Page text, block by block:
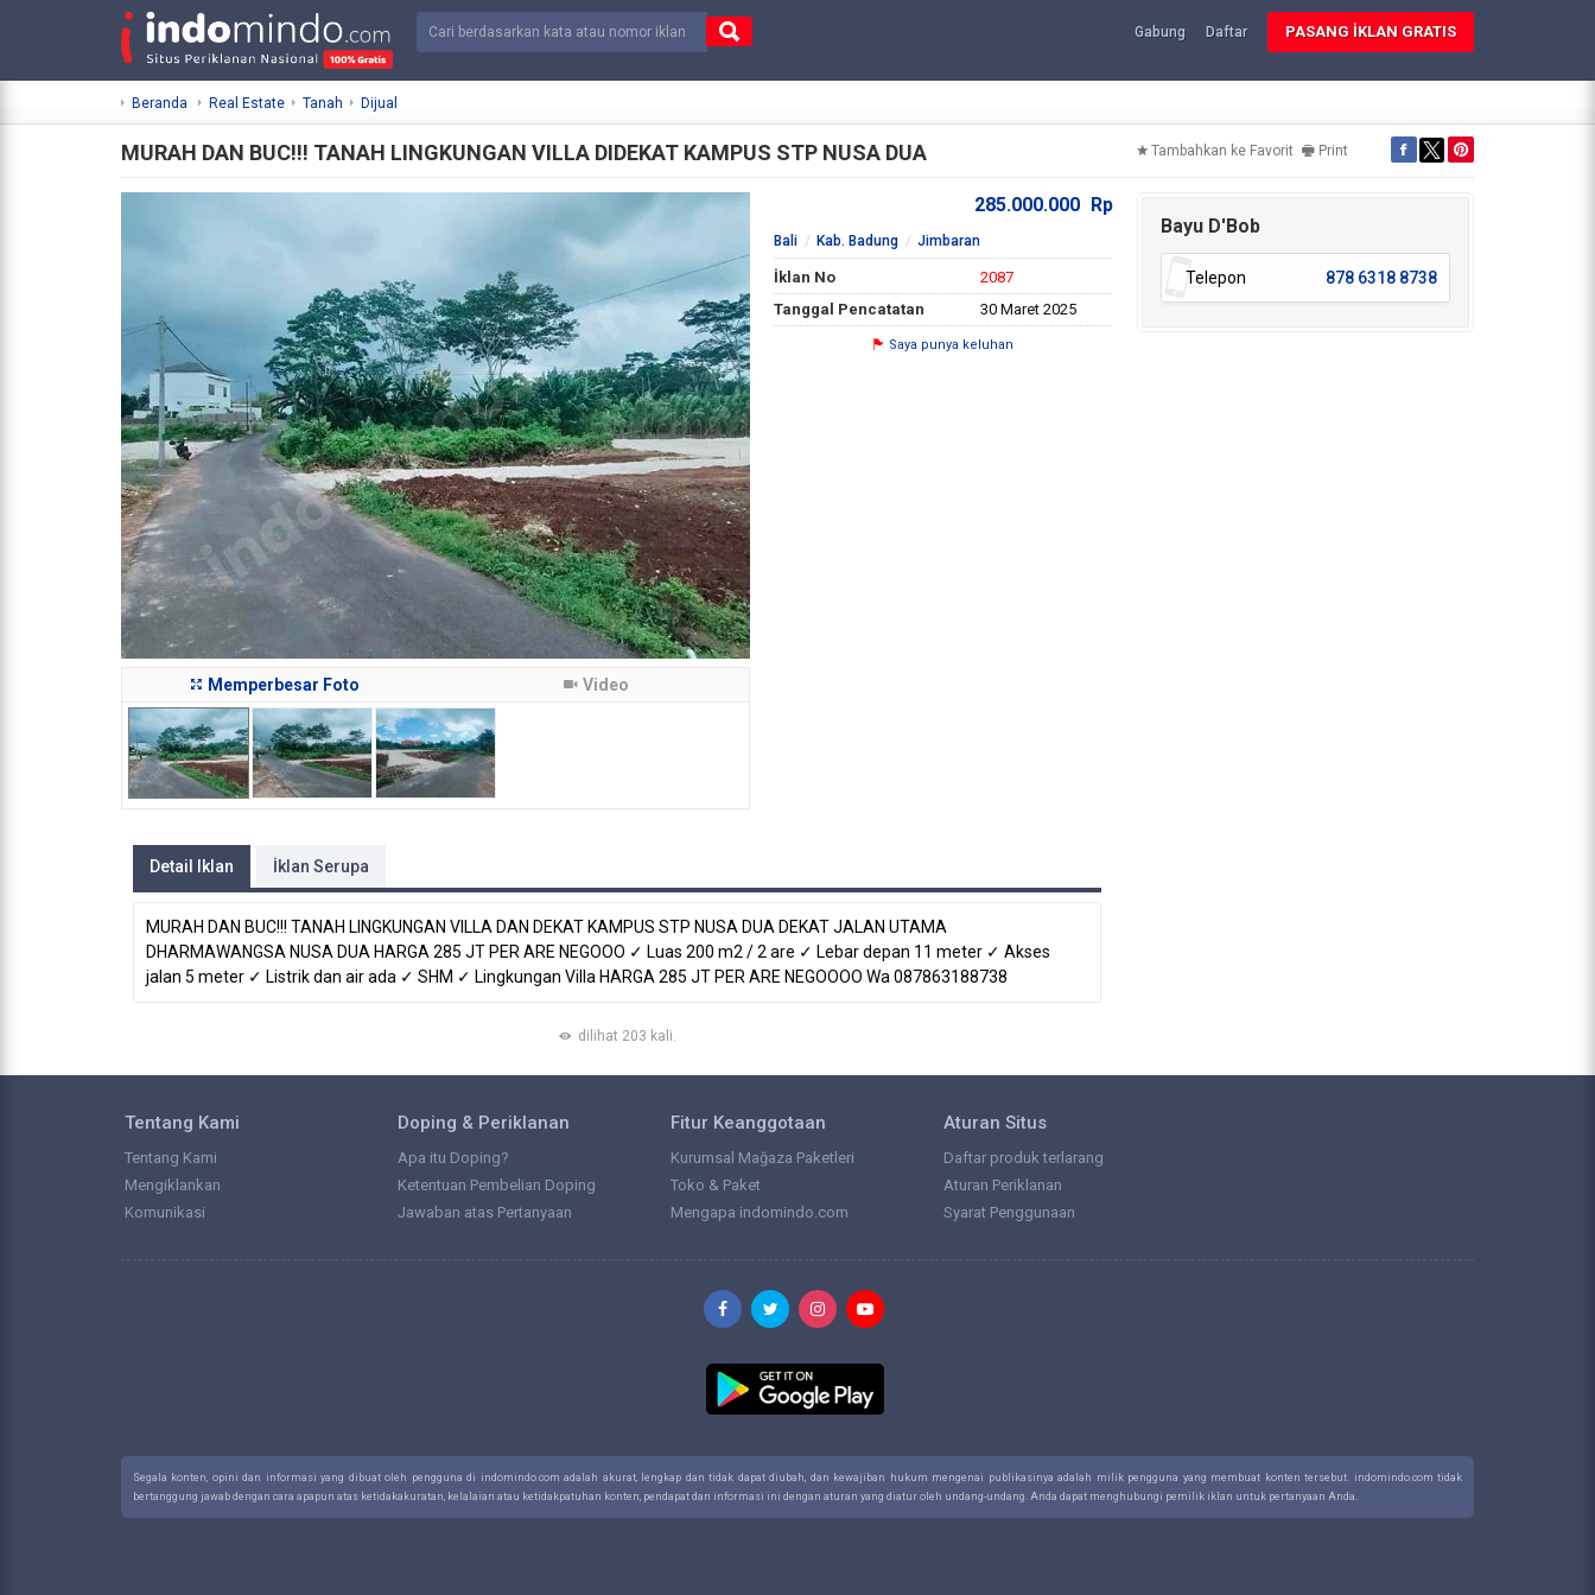
Gabung Daftar PASANG İKLAN GRATIS
Beranda Real Estate Tanah Dijual
MURAH DAN BUC!!! TANAH LINGKUNGAN VILLA DIDEKAT KAMPUS STP NUSA DUA Tambahkan ke Favorit Print
Memperbesar Foto Video
285.000.000 Rp
Bali Kab. Badung Jimbaran
İklan No
2087
Tanggal Pencatatan
30 Maret 2025
Saya punya keluhan
Detail Iklan İklan Serupa
MURAH DAN BUC!!! TANAH LINGKUNGAN VILLA DAN DEKAT KAMPUS STP NUSA DUA DEKAT JALAN UTAMA
DHARMAWANGSA NUSA DUA HARGA 285 JT PER ARE NEGOOO ✓ Luas 200 m2 / 2 are ✓ Lebar depan 11 meter ✓ Akses
jalan 5 meter ✓ Listrik dan air ada ✓ SHM ✓ Lingkungan Villa HARGA 285 JT PER ARE NEGOOOO Wa 087863188738
dilihat 203 kali.
Bayu D'Bob
Telepon 878 6318 8738
Tentang Kami
Tentang Kami
Mengiklankan
Komunikasi
Doping & Periklanan
Apa itu Doping?
Ketentuan Pembelian Doping
Jawaban atas Pertanyaan
Fitur Keanggotaan
Kurumsal Mağaza Paketleri
Toko & Paket
Mengapa indomindo.com
Aturan Situs
Daftar produk terlarang
Aturan Periklanan
Syarat Penggunaan
Segala konten, opini dan informasi yang dibuat oleh pengguna di indomindo.com adalah akurat, lengkap dan tidak dapat diubah, dan kewajiban hukum mengenai publikasinya adalah milik pengguna yang membuat konten tersebut. indomindo.com tidak
bertanggung jawab dengan cara apapun atas ketidakakuratan, kelalaian atau ketidakpatuhan konten, pendapat dan informasi ini dengan aturan yang diatur oleh undang-undang. Anda dapat menghubungi pemilik iklan untuk pertanyaan Anda.